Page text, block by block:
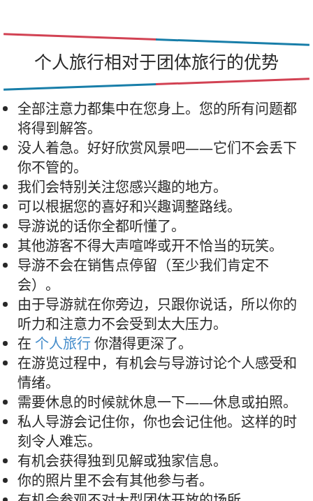
个人旅行相对于团体旅行的优势
全部注意力都集中在您身上。您的所有问题都
将得到解答。
没人着急。好好欣赏风景吧——它们不会丢下
你不管的。
我们会特别关注您感兴趣的地方。
可以根据您的喜好和兴趣调整路线。
导游说的话你全都听懂了。
其他游客不得大声喧哗或开不恰当的玩笑。
导游不会在销售点停留（至少我们肯定不
会）。
由于导游就在你旁边，只跟你说话，所以你的
听力和注意力不会受到太大压力。
在 个人旅行 你潜得更深了。
在游览过程中，有机会与导游讨论个人感受和
情绪。
需要休息的时候就休息一下——休息或拍照。
私人导游会记住你，你也会记住他。这样的时
刻令人难忘。
有机会获得独到见解或独家信息。
你的照片里不会有其他参与者。